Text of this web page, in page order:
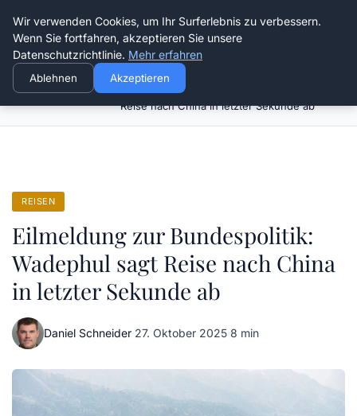
Die Schnitter
Eilmeldung zur Bundespolitik: Wadephul sagt
Reise nach China in letzter Sekunde ab
REISEN
Eilmeldung zur Bundespolitik:
Wadephul sagt Reise nach China
in letzter Sekunde ab
Daniel Schneider·27. Oktober 2025·8 min
Wir verwenden Cookies, um Ihr Surferlebnis zu verbessern.
Wenn Sie fortfahren, akzeptieren Sie unsere
Datenschutzrichtlinie. Mehr erfahren
Ablehnen Akzeptieren